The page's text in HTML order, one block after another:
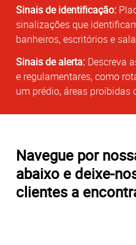
Sinais de identificação:
sinalizações que
banheiros, escritórios e
Sinais de alerta: Descreva
e regulamentares, como
um prédio, áreas proibidas
Navegue por
abaixo e deixe-
clientes a